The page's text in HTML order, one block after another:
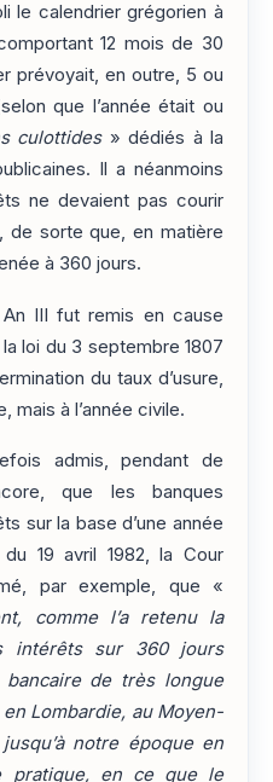
le calendrier grégorien à
12 mois de 30
prévoyait, en outre, 5 ou
que l’année était ou
culottides» dédiés à la
Il a néanmoins
ne devaient pas courir
sorte que, en matière
à 360 jours.
III fut remis en cause
loi du 3 septembre 1807
du taux d’usure,
mais à l’année civile.
admis, pendant de
que les banques
sur la base d’une année
19 avril 1982, la Cour
par exemple, que «
comme l’a retenu la
intérêts sur 360 jours
bancaire de très longue
Lombardie, au Moyen-
notre époque en
pratique, en ce que le